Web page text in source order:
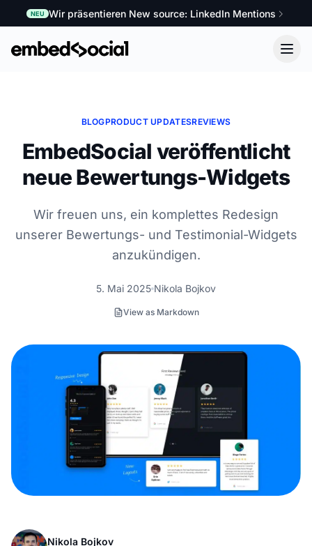
NEU Wir präsentieren New source: LinkedIn Mentions
BLOGPRODUCT UPDATESREVIEWS
EmbedSocial veröffentlicht
neue Bewertungs-Widgets
Wir freuen uns, ein komplettes Redesign
unserer Bewertungs- und Testimonial-Widgets
anzukündigen.
5. Mai 2025 Nikola Bojkov
View as Markdown
Nikola Bojkov